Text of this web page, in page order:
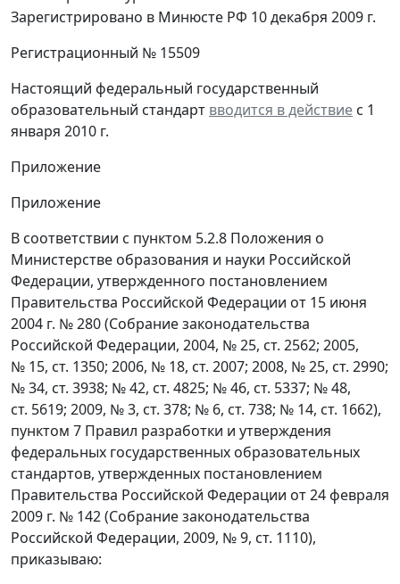
Зарегистрировано в Минюсте РФ 10 декабря 2009 г.
Регистрационный № 15509
Настоящий федеральный государственный
образовательный стандарт вводится в действие с 1
января 2010 г.
Приложение
Приложение
В соответствии с пунктом 5.2.8 Положения о
Министерстве образования и науки Российской
Федерации, утвержденного постановлением
Правительства Российской Федерации от 15 июня
2004 г. № 280 (Собрание законодательства
Российской Федерации, 2004, № 25, ст. 2562; 2005,
№ 15, ст. 1350; 2006, № 18, ст. 2007; 2008, № 25, ст. 2990;
№ 34, ст. 3938; № 42, ст. 4825; № 46, ст. 5337; № 48,
ст. 5619; 2009, № 3, ст. 378; № 6, ст. 738; № 14, ст. 1662),
пунктом 7 Правил разработки и утверждения
федеральных государственных образовательных
стандартов, утвержденных постановлением
Правительства Российской Федерации от 24 февраля
2009 г. № 142 (Собрание законодательства
Российской Федерации, 2009, № 9, ст. 1110),
приказываю: